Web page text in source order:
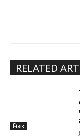
RELATED
बिहार